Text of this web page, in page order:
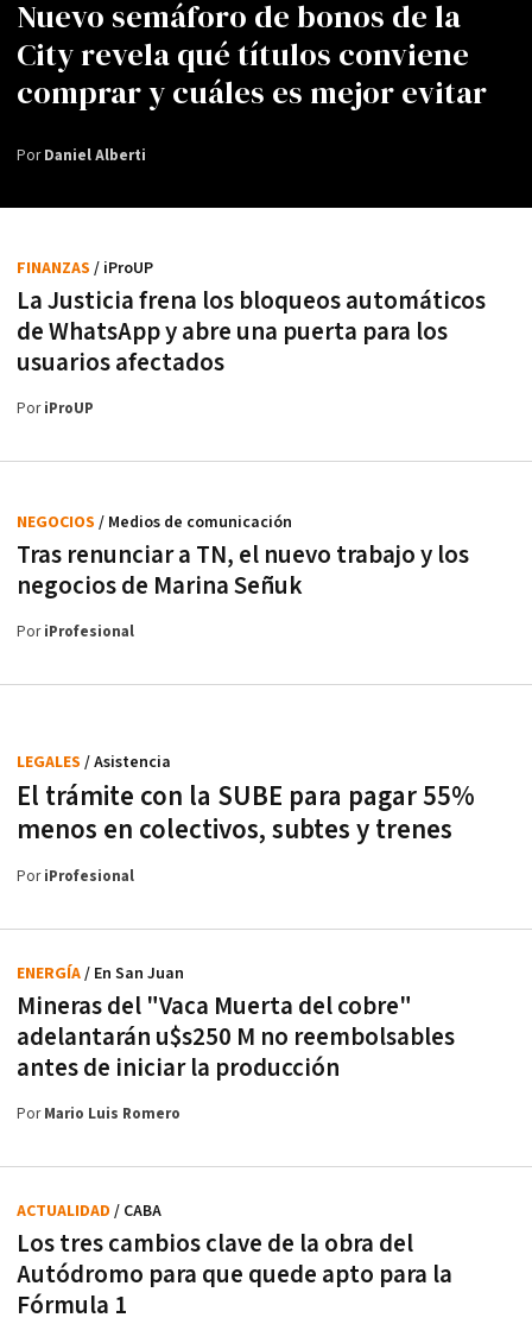
Nuevo semáforo de bonos de la
City revela qué títulos conviene
comprar y cuáles es mejor evitar
PorDaniel Alberti
La Justicia frena los bloqueos automáticos
de WhatsApp y abre una puerta para los
usuarios afectados
FINANZAS / iProUP
PoriProUP
Tras renunciar a TN, el nuevo trabajo y los
negocios de Marina Señuk
NEGOCIOS / Medios de comunicación
PoriProfesional
El trámite con la SUBE para pagar 55%
menos en colectivos, subtes y trenes
LEGALES / Asistencia
PoriProfesional
Mineras del "Vaca Muerta del cobre"
adelantarán u$s250 M no reembolsables
antes de iniciar la producción
ENERGÍA/ En San Juan
PorMario Luis Romero
Los tres cambios clave de la obra del
Autódromo para que quede apto para la
Fórmula 1
ACTUALIDAD / CABA